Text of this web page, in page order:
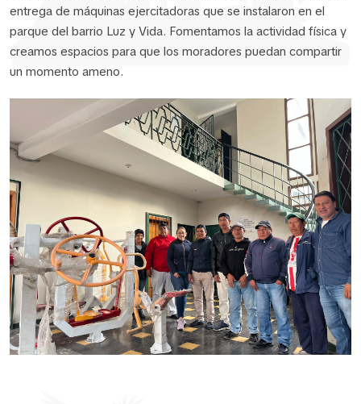
entrega de máquinas ejercitadoras que se instalaron en el
parque del barrio Luz y Vida. Fomentamos la actividad física y
creamos espacios para que los moradores puedan compartir
un momento ameno.